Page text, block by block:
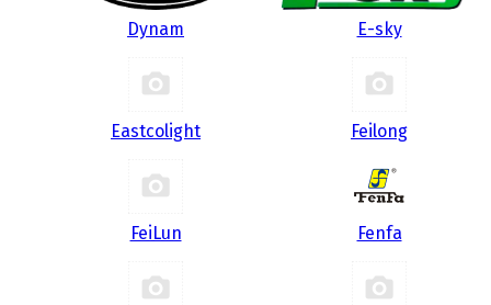
Dynam E-sky
Eastcolight Feilong
FeiLun Fenfa